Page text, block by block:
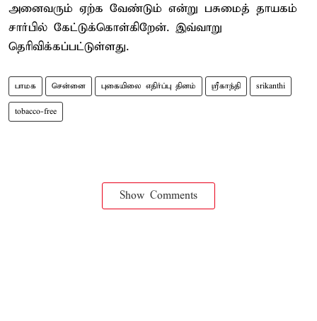
அனைவரும் ஏற்க வேண்டும் என்று பசுமைத் தாயகம்
சார்பில் கேட்டுக்கொள்கிறேன். இவ்வாறு
தெரிவிக்கப்பட்டுள்ளது.
பாமக சென்னை புகையிலை எதிர்ப்பு தினம் ஸ்ரீகாந்தி srikanthi
tobacco-free
Show Comments